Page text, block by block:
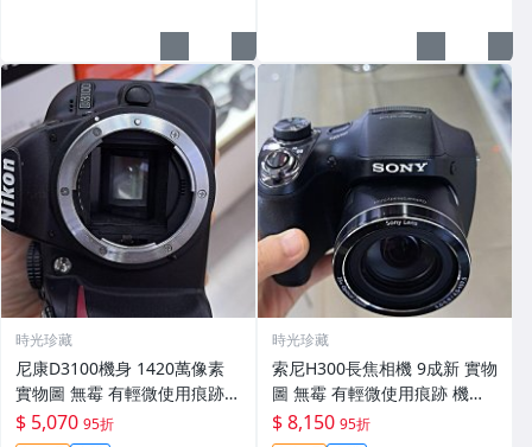
時光珍藏
尼康D3100機身 1420萬像素
實物圖 無霉 有輕微使用痕跡
機身原裝 無拆修無翻新 臨-34
3
$ 5,070 95折
時光珍藏
索尼H300長焦相機 9成新 實物
圖 無霉 有輕微使用痕跡 機身
鏡頭原裝 無拆修無翻新-3430
$ 8,150 95折